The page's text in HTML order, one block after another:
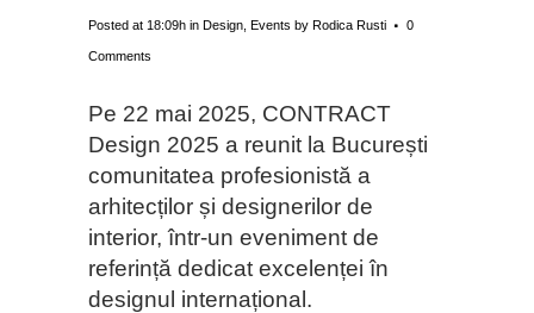
Posted at 18:09h in Design Events by Rodica Rusti 0
Comments
Pe 22 mai 2025, CONTRACT
Design 2025 a reunit la București
comunitatea profesionistă a
arhitecților și designerilor de
interior, într-un eveniment de
referință dedicat excelenței în
designul internațional.